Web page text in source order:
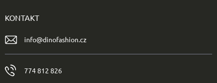
KONTAKT
info@dinofashion.cz
774 812 826